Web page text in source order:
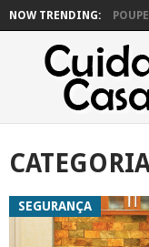
NOW TRENDING:
SEGURANÇA